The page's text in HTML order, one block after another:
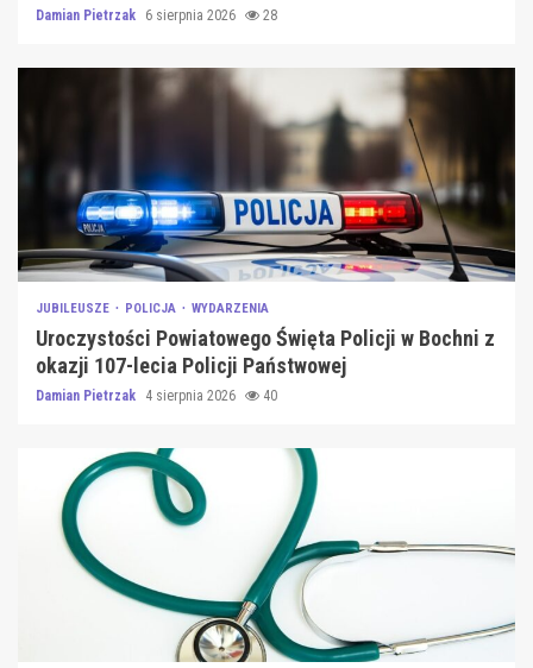
Damian Pietrzak 6 sierpnia 2026 28
JUBILEUSZE POLICJA WYDARZENIA
Uroczystości Powiatowego Święta Policji w Bochni z
okazji 107-lecia Policji Państwowej
Damian Pietrzak 4 sierpnia 2026 40